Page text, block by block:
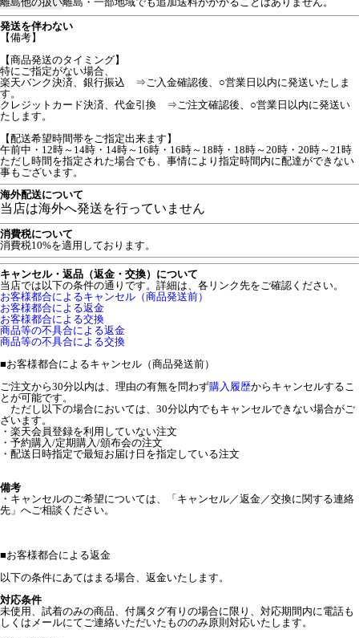
発送を伴わない
【備考】
【商品発送のタイミング】
特にご指定がない場合、
楽天バンク決済、銀行振込 ⇒ご入金確認後、○営業日以内に発送いたしま
す。
クレジットカード決済、代金引換 ⇒ご注文確認後、○営業日以内に発送い
たします。
【配送希望時間帯をご指定出来ます】
午前中・12時～14時・14時～16時・16時～18時・18時～20時・20時～21時
ただし時間を指定された場合でも、事情により指定時間内に配達ができない
事もございます。
海外配送について
当店は海外へ発送を行っていません
消費税について
消費税10%を適用しております。
キャンセル・返品（返金・交換）について
当店では以下の条件の通りです。詳細は、各リンク先をご確認ください。
お客様都合によるキャンセル（商品発送前）
お客様都合による返金
お客様都合による交換
商品等の不具合による返金
商品等の不具合による交換
■お客様都合によるキャンセル（商品発送前）
ご注文から30分以内は、理由の有無を問わず購入履歴からキャンセルするこ
とが可能です。
ただし以下の場合においては、30分以内でもキャンセルできない場合がご
ざいます。
・楽天会員登録を利用していない注文
・予約購入/定期購入/頒布会の注文
・配送日時指定で最短お届け日を指定している注文
備考
・キャンセルのご希望については、「キャンセル／返金／交換に関する連絡
先」へご相談ください。
■お客様都合による返金
以下の条件にあてはまる場合、返金いたします。
対応条件
未使用、試着のみの商品、付属タグ有りの場合に限り、対応期間内に電話も
しくはメールにてご連絡いただいたもののみ原則対応いたします。